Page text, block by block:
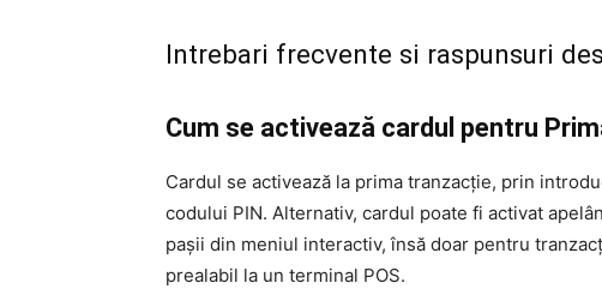
Intrebari frecvente si raspunsuri
Cum se activează cardul pentru
Cardul se activează la prima tranzacție, prin
codului PIN. Alternativ, cardul poate fi activat
pașii din meniul interactiv, însă doar pentru
prealabil la un terminal POS.